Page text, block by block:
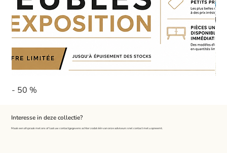
- 50 %
Interesse in deze collectie?
Maak een afspraak met ons of laat uw contactgegevens achter zodat één van onze adviseurs snel contact met u opneemt.